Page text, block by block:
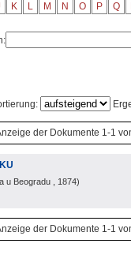
K L M N O P Q
der Dokumente 1-1
u Beogradu , 1874)
der Dokumente 1-1